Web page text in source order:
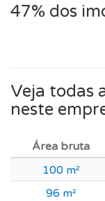
47% dos
Veja todas
neste
Área bruta
100 m²
96 m²